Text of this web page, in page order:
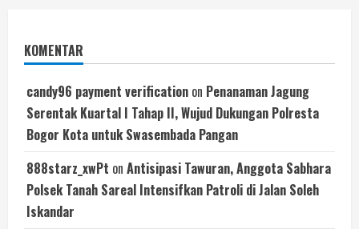
KOMENTAR
candy96 payment verification on Penanaman Jagung
Serentak Kuartal I Tahap II, Wujud Dukungan Polresta
Bogor Kota untuk Swasembada Pangan
888starz_xwPt on Antisipasi Tawuran, Anggota Sabhara
Polsek Tanah Sareal Intensifkan Patroli di Jalan Soleh
Iskandar